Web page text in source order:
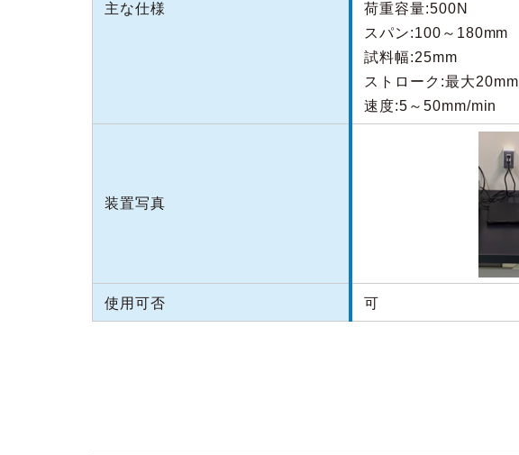
主な仕様
荷重容量:500N
スパン:100～180mm
試料幅:25mm
ストローク:最大20mm
速度:5～50mm/min
装置写真
使用可否 可